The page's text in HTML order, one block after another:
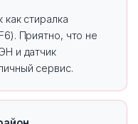
стиралка
Приятно, что не
и датчик
сервис.